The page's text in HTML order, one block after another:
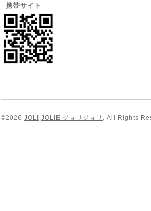
携帯サイト
©2026 JOLI,JOLIE ジョリジョリ . All Rights